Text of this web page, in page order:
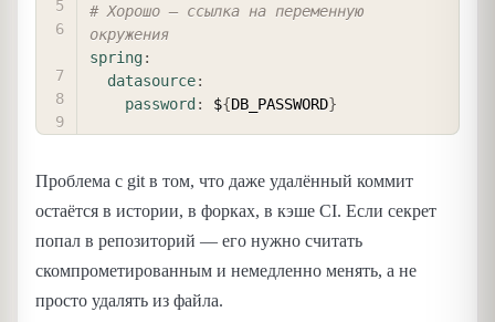
# Хорошо — ссылка на переменную
окружения
spring:
datasource:
password : ${DB_PASSWORD}
Проблема с git в том, что даже удалённый коммит
остаётся в истории, в форках, в кэше CI. Если секрет
попал в репозиторий — его нужно считать
скомпрометированным и немедленно менять, а не
просто удалять из файла.